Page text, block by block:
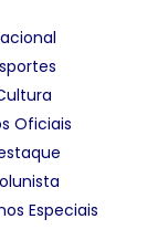
Oficiais
Especiais